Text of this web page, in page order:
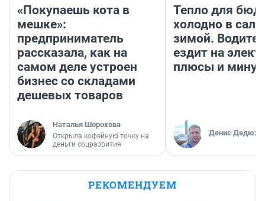
«Покупаешь кота в
мешке»:
предприниматель
рассказала, как на
самом деле устроен
бизнес со складами
дешевых товаров
Наталья Шорохова
Открыла кофейную точку на
деньги соцразвития
Тепло для
холодно в
зимой.
ездит на
плюсы и
Денис
РЕКОМЕНДУЕМ